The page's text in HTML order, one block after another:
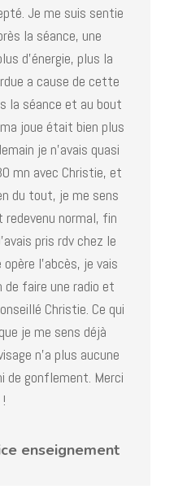
Je me suis sentie
la séance, une
d’énergie, plus la
a cause de cette
la séance et au bout
joue était bien plus
je n’avais quasi
mn avec Christie, et
du tout, je me sens
redevenu normal, fin
pris rdv chez le
l’abcès, je vais
faire une radio et
Christie. Ce qui
je me sens déjà
n’a plus aucune
de gonflement. Merci
!
enseignement